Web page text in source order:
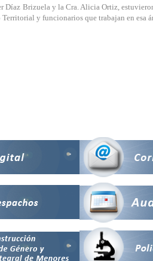
Brizuela y la Cra. Alicia Ortiz,
y funcionarios que trabajan en esa